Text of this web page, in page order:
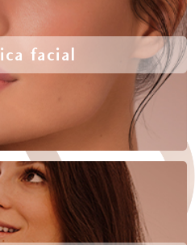
facial